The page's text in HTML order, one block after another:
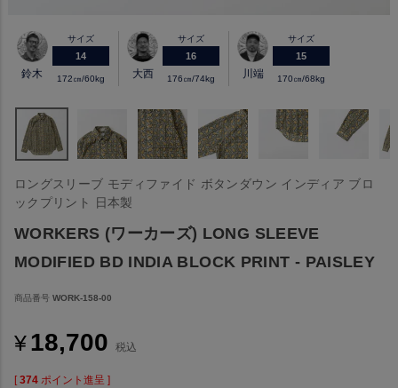
鈴木
サイズ
14
172㎝/60kg 大西
サイズ
16
176㎝/74kg 川端
サイズ
15
170㎝/68kg
ロングスリーブ モディファイド ボタンダウン インディア ブロ
ックプリント 日本製
WORKERS (ワーカーズ) LONG SLEEVE
MODIFIED BD INDIA BLOCK PRINT - PAISLEY
商品番号 WORK-158-00
¥18,700 税込
[ 374 ポイント進呈 ]